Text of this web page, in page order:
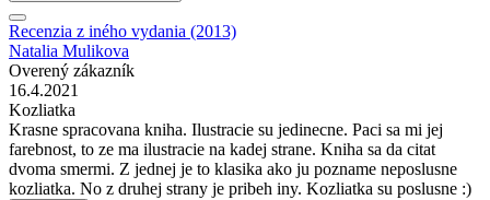
Recenzia z iného vydania (2013)
Natalia Mulikova
Overený zákazník
16.4.2021
Kozliatka
Krasne spracovana kniha. Ilustracie su jedinecne. Paci sa mi jej
farebnost, to ze ma ilustracie na kadej strane. Kniha sa da citat
dvoma smermi. Z jednej je to klasika ako ju pozname neposlusne
kozliatka. No z druhej strany je pribeh iny. Kozliatka su poslusne :)